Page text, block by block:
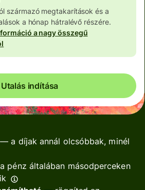
származó megtakarítások és a
a hónap hátralévő részére.
a nagy összegű
Utalás indítása
— a díjak annál olcsóbbak, minél
pénz általában másodperceken